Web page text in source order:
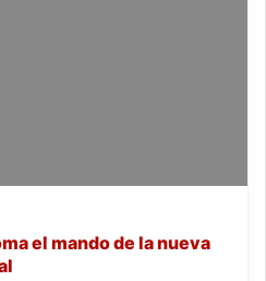
el mando de la nueva